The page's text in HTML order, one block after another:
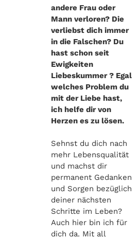
andere Frau oder
Mann verloren? Die
verliebst dich immer
in die Falschen? Du
hast schon seit
Ewigkeiten
Liebeskummer ? Egal
welches Problem du
mit der Liebe hast,
ich helfe dir von
Herzen es zu lösen.
Sehnst du dich nach
mehr Lebensqualität
und machst dir
permanent Gedanken
und Sorgen bezüglich
deiner nächsten
Schritte im Leben?
Auch hier bin ich für
dich da. Mit all